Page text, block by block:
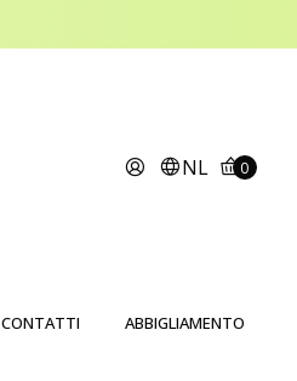
NL 0
CONTATTI ABBIGLIAMENTO